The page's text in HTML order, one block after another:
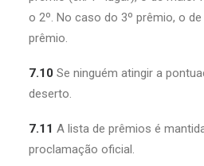
o 2º. No caso do 3º prêmio, o
prêmio.
7.10 Se ninguém atingir a
deserto.
7.11 A lista de prêmios é
proclamação oficial.